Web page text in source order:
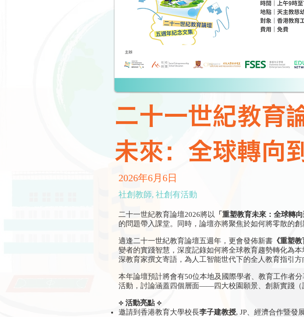
二十一世紀教育
未來：全球轉向
2026年6月6日
社創教師, 社創有活動
二十一世紀教育論壇2026將以 「重塑教育未來：全球轉向
的問題帶入課堂。同時，論壇亦將聚焦於如何將零散的
適逢二十一世紀教育論壇五週年，更會發佈新書 《重塑
變者的實踐智慧，深度記錄如何將全球教育趨勢轉化為
深教育家撰文寄語，為人工智能世代下的全人教育指引
本年論壇預計將會有50位本地及國際學者、教育工作者
活動，討論涵蓋四個層面——四大校園願景、創新實踐（
⟡ 活動亮點 ⟡
邀請到香港教育大學校長李子建教授, JP、經濟合作暨發